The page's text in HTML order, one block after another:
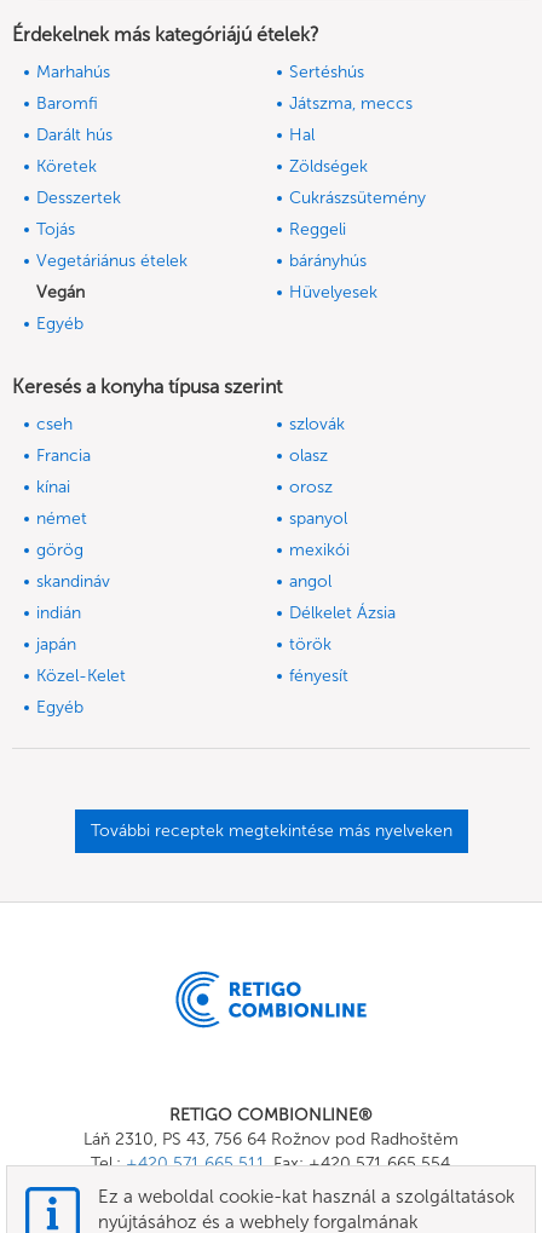
Érdekelnek más kategóriájú ételek?
Marhahús
Sertéshús
Baromfi
Játszma, meccs
Darált hús
Hal
Köretek
Zöldségek
Desszertek
Cukrászsütemény
Tojás
Reggeli
Vegetáriánus ételek
bárányhús
Vegán
Hüvelyesek
Egyéb
Keresés a konyha típusa szerint
cseh
szlovák
Francia
olasz
kínai
orosz
német
spanyol
görög
mexikói
skandináv
angol
indián
Délkelet Ázsia
japán
török
Közel-Kelet
fényesít
Egyéb
További receptek megtekintése más nyelveken
RETIGO COMBIONLINE®
Láň 2310, PS 43, 756 64 Rožnov pod Radhoštěm
Tel.:+420 571 665 511, Fax: +420 571 665 554
E-mail: info@combionline.com
Ez a weboldal cookie-kat használ a szolgáltatások
nyújtásához és a webhely forgalmának